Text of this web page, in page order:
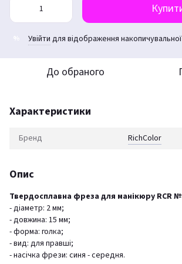
Увійти для відображення
До обраного
Характеристики
Бренд RichСolor
Опис
Твердосплавна фреза для манікюру RCR
- діаметр: 2 мм;
- довжина: 15 мм;
- форма: голка;
- вид: для правші;
- насічка фрези: синя - середня.